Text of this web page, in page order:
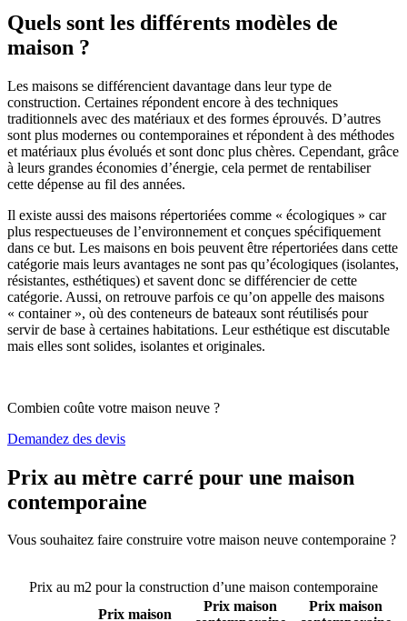
Quels sont les différents modèles de
maison ?
Les maisons se différencient davantage dans leur type de
construction. Certaines répondent encore à des techniques
traditionnels avec des matériaux et des formes éprouvés. D’autres
sont plus modernes ou contemporaines et répondent à des méthodes
et matériaux plus évolués et sont donc plus chères. Cependant, grâce
à leurs grandes économies d’énergie, cela permet de rentabiliser
cette dépense au fil des années.
Il existe aussi des maisons répertoriées comme « écologiques » car
plus respectueuses de l’environnement et conçues spécifiquement
dans ce but. Les maisons en bois peuvent être répertoriées dans cette
catégorie mais leurs avantages ne sont pas qu’écologiques (isolantes,
résistantes, esthétiques) et savent donc se différencier de cette
catégorie. Aussi, on retrouve parfois ce qu’on appelle des maisons
« container », où des conteneurs de bateaux sont réutilisés pour
servir de base à certaines habitations. Leur esthétique est discutable
mais elles sont solides, isolantes et originales.
Combien coûte votre maison neuve ?
Demandez des devis
Prix au mètre carré pour une maison
contemporaine
Vous souhaitez faire construire votre maison neuve contemporaine ?
Prix au m2 pour la construction d’une maison contemporaine
Prix maison
Prix maison
Prix maison